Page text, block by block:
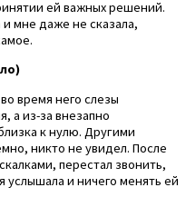
ей важных решений.
мне даже не сказала,
время него слезы
а из-за внезапно
к нулю. Другими
никто не увидел. После
перестал звонить,
услышала и ничего менять ей